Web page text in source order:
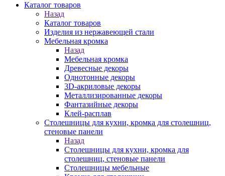
Каталог товаров
Назад
Каталог товаров
Изделия из нержавеющей стали
Мебельная кромка
Назад
Мебельная кромка
Древесные декоры
Однотонные декоры
3D-акриловые декоры
Металлизированные декоры
Фантазийные декоры
Клей-расплав
Столешницы для кухни, кромка для столешниц,
стеновые панели
Назад
Столешницы для кухни, кромка для
столешниц, стеновые панели
Столешницы мебельные